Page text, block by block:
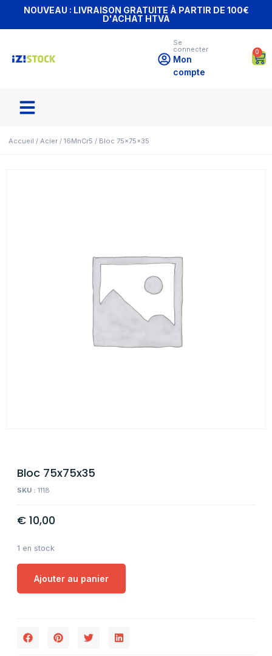
NOUVEAU : LIVRAISON GRATUITE À PARTIR DE 100€
D'ACHAT HTVA
Se
connecter
Mon
compte
0
Accueil / Acier / 16MnCr5 / Bloc 75x75x35
Bloc 75x75x35
SKU : 1118
€ 10,00
1 en stock
Ajouter au panier